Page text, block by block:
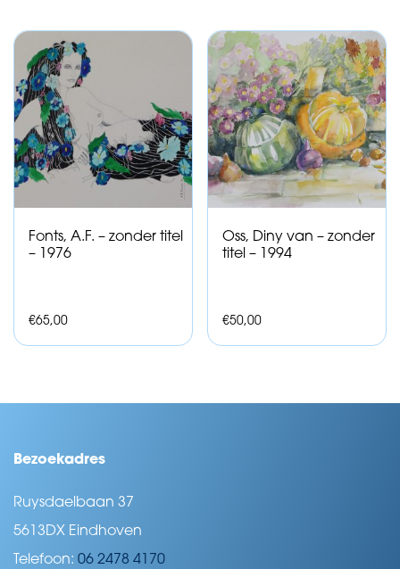
Fonts, A.F. – zonder titel
– 1976
€65,00
Oss, Diny van – zonder
titel – 1994
€50,00
Bezoekadres
Ruysdaelbaan 37
5613DX Eindhoven
Telefoon: 06 2478 4170